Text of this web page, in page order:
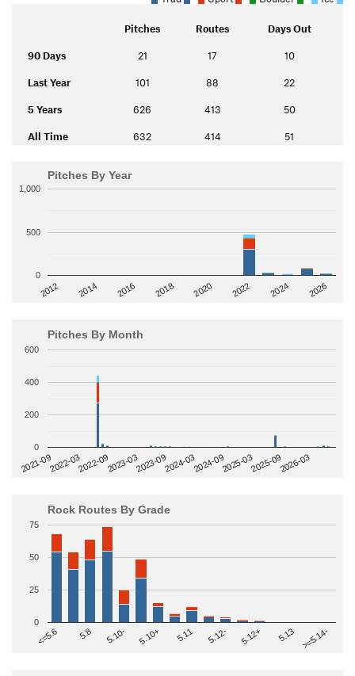
Pitches Routes Days Out
90 Days 21 17 10
Last Year 101 88 22
5 Years 626 413 50
All Time 632 414 51
Pitches By Year
2012 2014 2016 2018 2020 2022 2024 2026
0
500
1,000
Pitches By Month
2021-092022-032022-092023-032023-092024-032024-092025-032025-092026-03
0
200
400
600
Rock Routes By Grade
<=5.6 5.8 5.10- 5.10+ 5.11 5.12- 5.12+ 5.13 >=5.14-
0
25
50
75